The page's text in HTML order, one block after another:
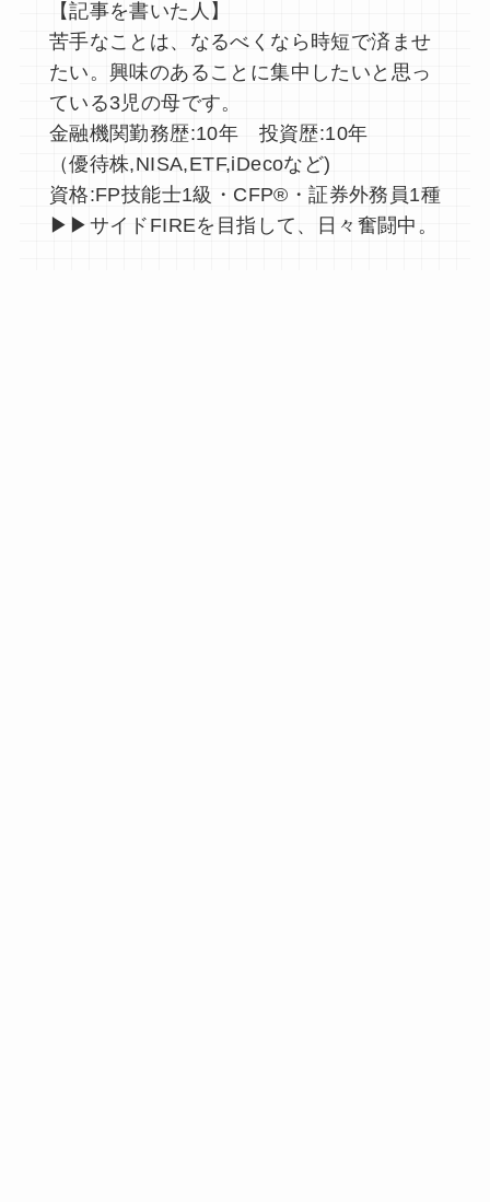
【記事を書いた人】
苦手なことは、なるべくなら時短で済ませ
たい。興味のあることに集中したいと思っ
ている3児の母です。
金融機関勤務歴:10年 投資歴:10年
（優待株,NISA,ETF,iDecoなど)
資格:FP技能士1級・CFP®︎・証券外務員1種
▶︎▶︎サイドFIREを目指して、日々奮闘中。